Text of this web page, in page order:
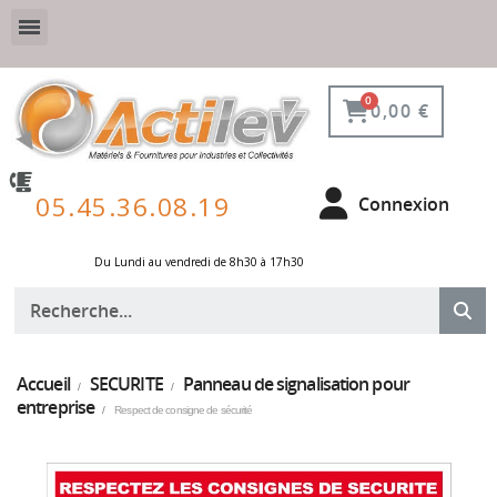
0,00 €
05.45.36.08.19 Connexion
Du Lundi au vendredi de 8h30 à 17h30 ​
Accueil SECURITE
Panneau de signalisation pour
entreprise
Respect de consigne de sécurité